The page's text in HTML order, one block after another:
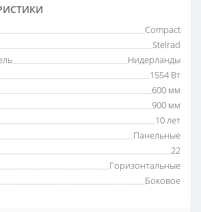
Compact
Stelrad
Нидерланды
1554 Вт
600 мм
900 мм
10 лет
Панельные
22
Горизонтальные
Боковое